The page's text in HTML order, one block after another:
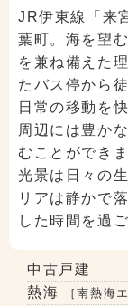
JR伊東線「来
葉町。海を望
を兼ね備えた
たバス停から
日常の移動を
周辺には豊か
むことができ
光景は日々の
リアは静かで
した時間を過
中古戸建
熱海
［南熱海